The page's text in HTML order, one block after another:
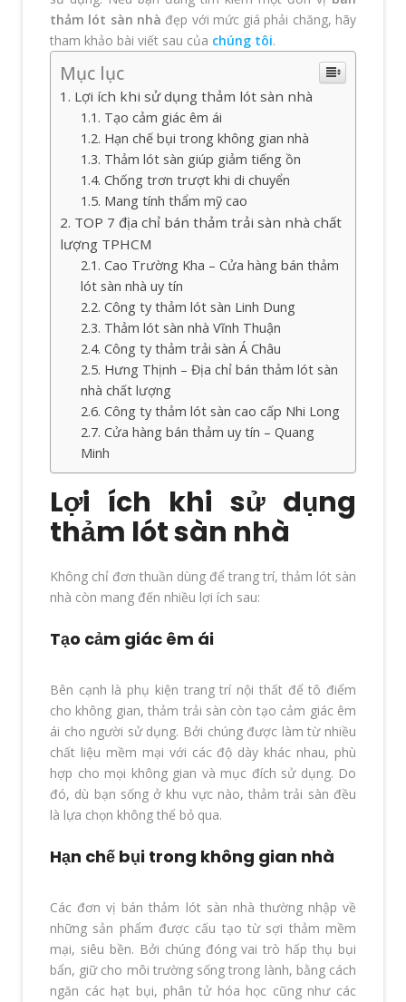
thảm lót sàn nhà đẹp với mức giá phải chăng, hãy
tham khảo bài viết sau của chúng tôi.
Mục lục
Lợi ích khi sử dụng thảm lót sàn nhà
Tạo cảm giác êm ái
Hạn chế bụi trong không gian nhà
Thảm lót sàn giúp giảm tiếng ồn
Chống trơn trượt khi di chuyển
Mang tính thẩm mỹ cao
TOP 7 địa chỉ bán thảm trải sàn nhà chất
lượng TPHCM
Cao Trường Kha – Cửa hàng bán thảm
lót sàn nhà uy tín
Công ty thảm lót sàn Linh Dung
Thảm lót sàn nhà Vĩnh Thuận
Công ty thảm trải sàn Á Châu
Hưng Thịnh – Địa chỉ bán thảm lót sàn
nhà chất lượng
Công ty thảm lót sàn cao cấp Nhi Long
Cửa hàng bán thảm uy tín – Quang
Minh
Lợi ích khi sử dụng
thảm lót sàn nhà
Không chỉ đơn thuần dùng để trang trí, thảm lót sàn
nhà còn mang đến nhiều lợi ích sau:
Tạo cảm giác êm ái
Bên cạnh là phụ kiện trang trí nội thất để tô điểm
cho không gian, thảm trải sàn còn tạo cảm giác êm
ái cho người sử dụng. Bởi chúng được làm từ nhiều
chất liệu mềm mại với các độ dày khác nhau, phù
hợp cho mọi không gian và mục đích sử dụng. Do
đó, dù bạn sống ở khu vực nào, thảm trải sàn đều
là lựa chọn không thể bỏ qua.
Hạn chế bụi trong không gian nhà
Các đơn vị bán thảm lót sàn nhà thường nhập về
những sản phẩm được cấu tạo từ sợi thảm mềm
mại, siêu bền. Bởi chúng đóng vai trò hấp thụ bụi
bẩn, giữ cho môi trường sống trong lành, bằng cách
ngăn các hạt bụi, phân tử hóa học cũng như các